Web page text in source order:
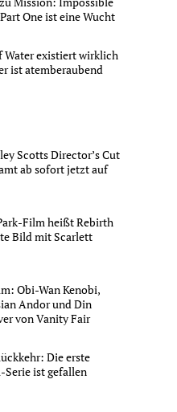
One ist eine Wucht
Water existiert wirklich
ist atemberaubend
Scotts Director’s Cut
ab sofort jetzt auf
Film heißt Rebirth
Bild mit Scarlett
Obi-Wan Kenobi,
Andor und Din
von Vanity Fair
Die erste
Serie ist gefallen